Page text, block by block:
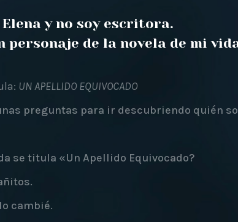
y no soy escritora.
personaje de la novela de mi
UN APELLIDO EQUIVOCADO
preguntas para ir descubriendo quién
se titula «Un Apellido Equivocado?
cambié.